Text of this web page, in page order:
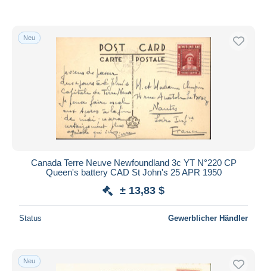
Neu
Canada Terre Neuve Newfoundland 3c YT N°220 CP
Queen's battery CAD St John's 25 APR 1950
± 13,83 $
Status Gewerblicher Händler
Neu